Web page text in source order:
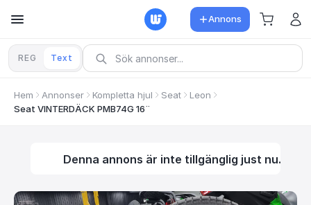
Annons
REG Text
Hem Annonser Kompletta hjul Seat
Leon
Seat VINTERDÄCK PMB74G 16¨
Denna annons är inte tillgänglig just nu.